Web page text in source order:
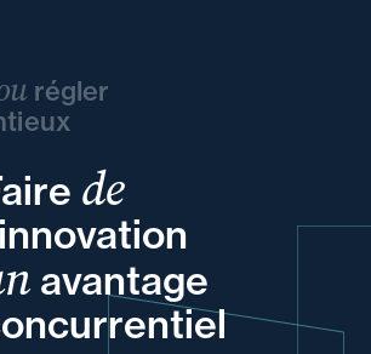
régler
de
avantage
vos
de
et votre
et
vos
et
votre
pour
et
de vos